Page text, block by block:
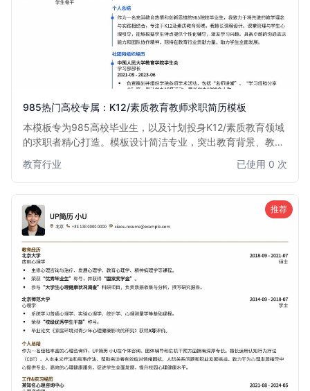
985热门高校专属：K12/素质教育教师求职简历模板
本模板专为985高校毕业生，以及计划投身K12/素质教育领域
的求职者精心打造。模板设计简洁专业，突出教育背景、教学
的教师职位。
教育行业 已使用 0 次
推荐